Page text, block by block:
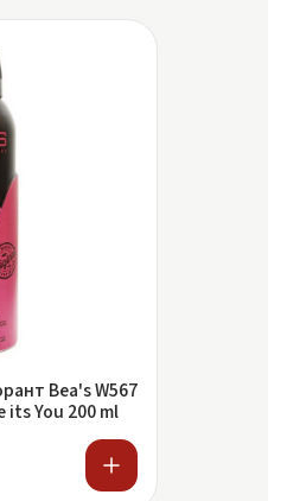
Bea's W567
its You 200 ml